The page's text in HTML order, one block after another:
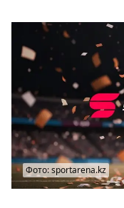
Фото: sportarena.kz